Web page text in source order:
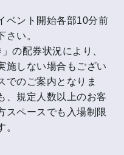
ベント開始各部10分前
さい。
の配券状況により、
施しない場合もござい
でのご案内となりま
、規定人数以上のお客
スペースでも入場制限
。